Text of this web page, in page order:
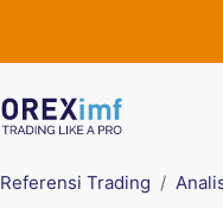
Referensi Trading